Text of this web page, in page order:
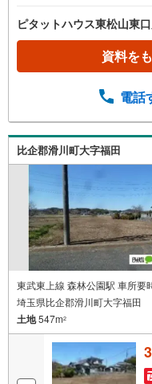
ピタットハウス東松山東
資料を
電話
比企郡滑川町大字福田
東武東上線 森林公園駅 車所要
埼玉県比企郡滑川町大字福田
土地547m2